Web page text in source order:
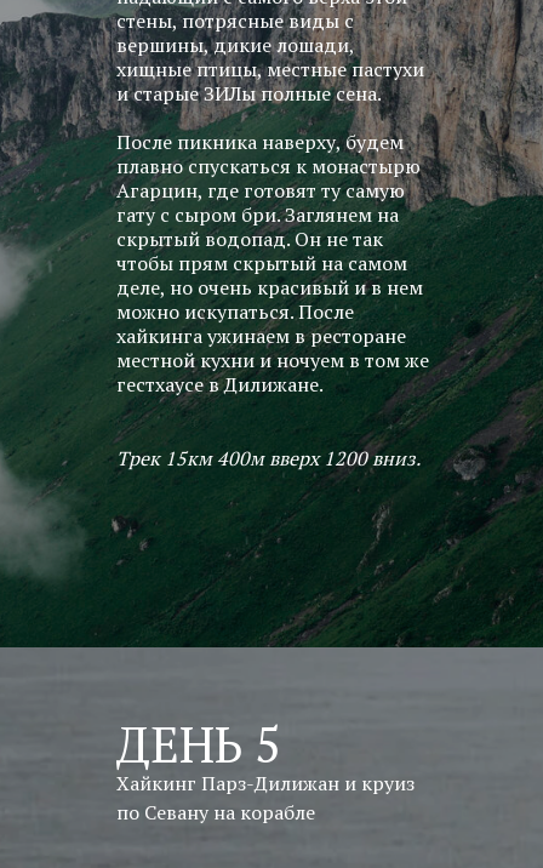
стены, потрясные виды с
вершины, дикие лошади,
хищные птицы, местные пастухи
и старые ЗИЛы полные сена.
После пикника наверху, будем
плавно спускаться к монастырю
Агарцин, где готовят ту самую
гату с сыром бри. Заглянем на
скрытый водопад. Он не так
чтобы прям скрытый на самом
деле, но очень красивый и в нем
можно искупаться. После
хайкинга ужинаем в ресторане
местной кухни и ночуем в том же
гестхаусе в Дилижане.
Трек 15км 400м вверх 1200 вниз.
ДЕНЬ 5
Хайкинг Парз-Дилижан и круиз
по Севану на корабле